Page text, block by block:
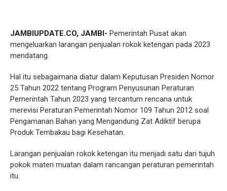
JAMBIUPDATE.CO, JAMBI- Pemerintah Pusat akan
mengeluarkan larangan penjualan rokok ketengan pada 2023
mendatang.
Hal itu sebagaimana diatur dalam Keputusan Presiden Nomor
25 Tahun 2022 tentang Program Penyusunan Peraturan
Pemerintah Tahun 2023 yang tercantum rencana untuk
merevisi Peraturan Pemerintah Nomor 109 Tahun 2012 soal
Pengamanan Bahan yang Mengandung Zat Adiktif berupa
Produk Tembakau bagi Kesehatan.
Larangan penjualan rokok ketengan itu menjadi satu dari tujuh
pokok materi muatan dalam rancangan peraturan pemerintah
itu.